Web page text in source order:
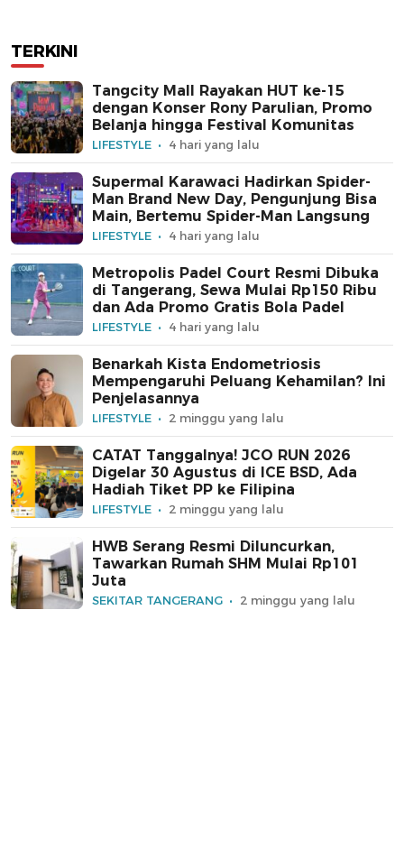
TERKINI
Tangcity Mall Rayakan HUT ke-15
dengan Konser Rony Parulian, Promo
Belanja hingga Festival Komunitas
LIFESTYLE 4 hari yang lalu
Supermal Karawaci Hadirkan Spider-
Man Brand New Day, Pengunjung Bisa
Main, Bertemu Spider-Man Langsung
LIFESTYLE 4 hari yang lalu
Metropolis Padel Court Resmi Dibuka
di Tangerang, Sewa Mulai Rp150 Ribu
dan Ada Promo Gratis Bola Padel
LIFESTYLE 4 hari yang lalu
Benarkah Kista Endometriosis
Mempengaruhi Peluang Kehamilan? Ini
Penjelasannya
LIFESTYLE 2 minggu yang lalu
CATAT Tanggalnya! JCO RUN 2026
Digelar 30 Agustus di ICE BSD, Ada
Hadiah Tiket PP ke Filipina
LIFESTYLE 2 minggu yang lalu
HWB Serang Resmi Diluncurkan,
Tawarkan Rumah SHM Mulai Rp101
Juta
SEKITAR TANGERANG 2 minggu yang lalu